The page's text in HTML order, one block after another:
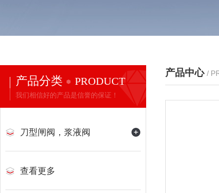
产品分类 PRODUCT
我们相信好的产品是信誉的保证！
刀型闸阀，浆液阀
查看更多
产品中心 /